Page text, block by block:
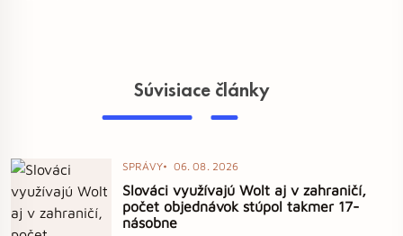
Súvisiace články
SPRÁVY 06. 08. 2026
Slováci využívajú Wolt aj v zahraničí,
počet objednávok stúpol takmer 17-
násobne